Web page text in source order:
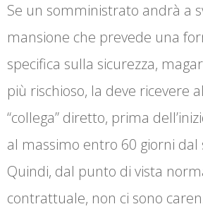
Se un somministrato andrà a
mansione che prevede una
specifica sulla sicurezza,
più rischioso, la deve ricevere
“collega” diretto, prima
al massimo entro 60 giorni dal
Quindi, dal punto di vista
contrattuale, non ci sono